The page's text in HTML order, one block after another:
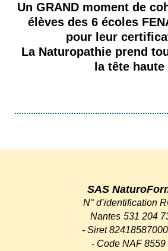
Un GRAND moment de
élèves des 6 écoles
pour leur
La Naturopathie prend
la tête haute
SAS
N° d’identification
Nantes 531 204
- Siret
- Code NAF 8559